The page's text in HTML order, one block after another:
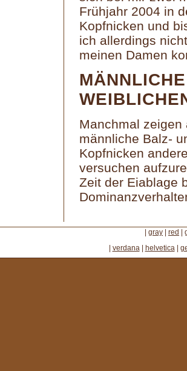
Frühjahr 2004 in
Kopfnicken und
ich allerdings
meinen Damen
Manchmal
männliche Balz-
Kopfnicken
versuchen
Zeit der Eiablage
gray red
verdana| helvetica|